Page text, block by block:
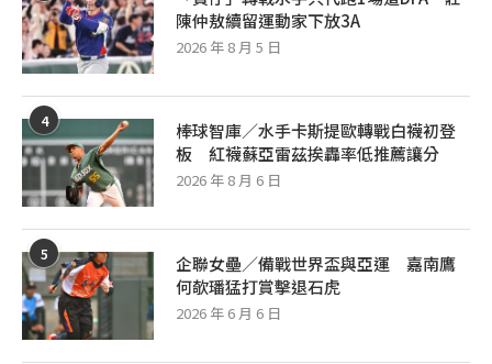
陳仲敖續留運動家下放3A
2026 年 8 月 5 日
4
棒球智庫／水手卡斯提歐轉戰白襪初登
板 紅襪蘇亞雷茲挨轟率低推薦讓分
2026 年 8 月 6 日
5
企聯女壘／備戰世界盃與亞運 嘉南鷹
何欹璠猛打賞擊退石虎
2026 年 6 月 6 日